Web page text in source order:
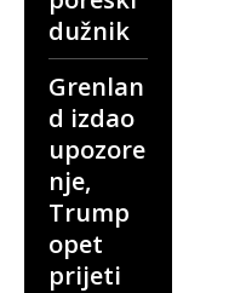
dužnik
Grenlan
d izdao
upozore
nje,
Trump
opet
prijeti